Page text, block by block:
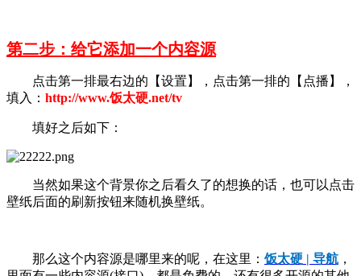
第二步：给它添加一个内容源
点击第一排最右边的【设置】，点击第一排的【点播】，
填入： http://www.饭太硬.net/tv
填好之后如下：
当然如果这个背景你之后看久了的想换的话，也可以点击
壁纸后面的刷新按钮来随机换壁纸。
那么这个内容源是哪里来的呢，在这里：饭太硬 | 导航 ，